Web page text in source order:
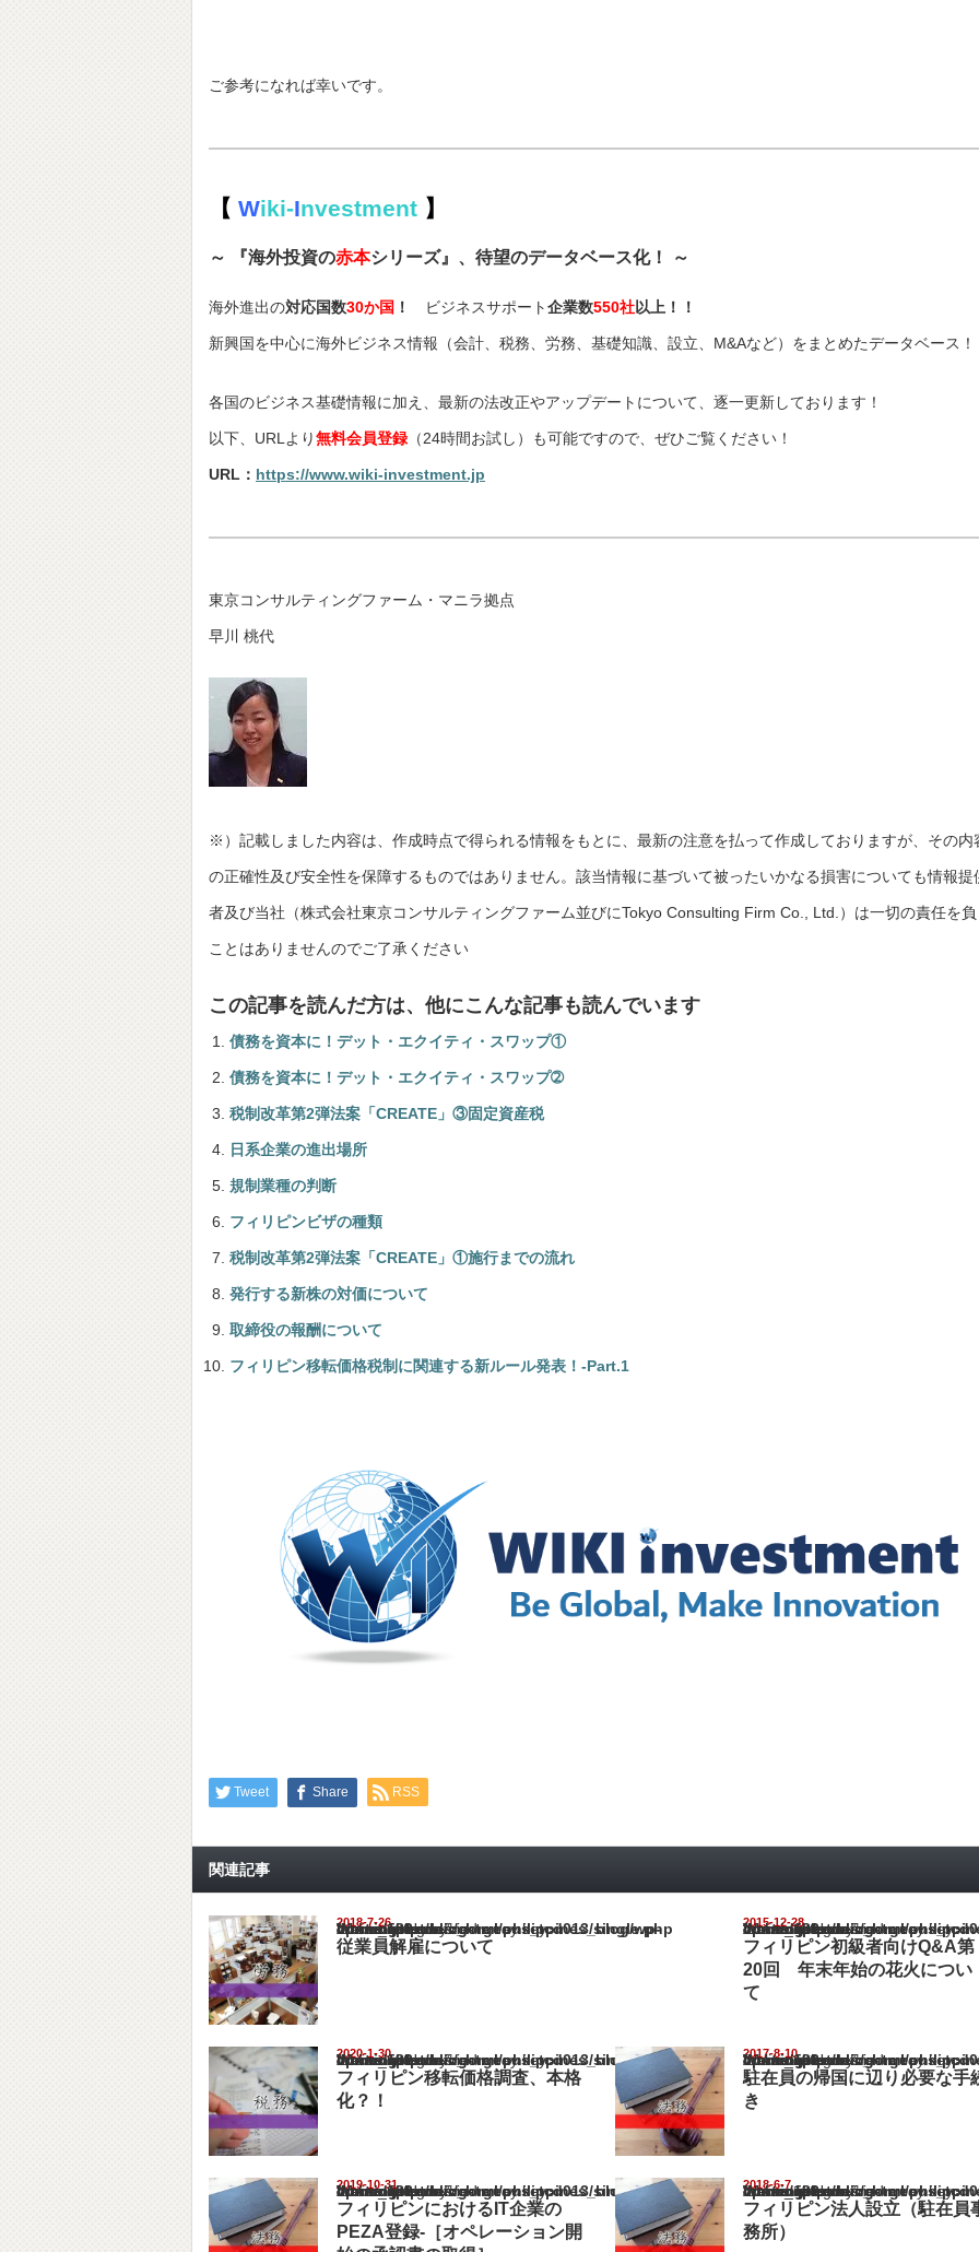
ご参考になれば幸いです。
【 Wiki-Investment 】
～ 『海外投資の赤本シリーズ』、待望のデータベース化！ ～
海外進出の対応国数30か国 ！ ビジネスサポート企業数550社以上！！
新興国を中心に海外ビジネス情報（会計、税務、労務、基礎知識、設立、M&Aなど）をまとめたデータベース！
各国のビジネス基礎情報に加え、最新の法改正やアップデートについて、逐一更新しております！
以下、URLより無料会員登録 （24時間お試し）も可能ですので、ぜひご覧ください！
URL： https://www.wiki-investment.jp
東京コンサルティングファーム・マニラ拠点
早川 桃代
※）記載しました内容は、作成時点で得られる情報をもとに、最新の注意を払って作成しておりますが、その内
の正確性及び安全性を保障するものではありません。該当情報に基づいて被ったいかなる損害についても情報提
者及び当社（株式会社東京コンサルティングファーム並びにTokyo Consulting Firm Co., Ltd.）は一切の責任を負
ことはありませんのでご了承ください
この記事を読んだ方は、他にこんな記事も読んでいます
債務を資本に！デット・エクイティ・スワップ①
債務を資本に！デット・エクイティ・スワップ➁
税制改革第2弾法案「CREATE」③固定資産税
日系企業の進出場所
規制業種の判断
フィリピンビザの種類
税制改革第2弾法案「CREATE」①施行までの流れ
発行する新株の対価について
取締役の報酬について
フィリピン移転価格税制に関連する新ルール発表！-Part.1
Tweet Share RSS
関連記事
2018-7-26
Warning
: Undefined array key "show_category" in
/home/netst/kuno-cpa.co.jp/public_html/philippines_blog/wp-content/themes/gorgeous_tcd013/single.php
on line183
従業員解雇について
2015-12-28
Warning
: Undefined array key "show_category" in
/home/netst/kuno-cpa.co.jp/public_html/philippines_blog/wp-content/
on line183
フィリピン初級者向けQ&A第
20回 年末年始の花火につい
て
2020-1-30
Warning
: Undefined array key "show_category" in
/home/netst/kuno-cpa.co.jp/public_html/philippines_blog/wp-content/themes/gorgeous_tcd013/single.php
on line183
フィリピン移転価格調査、本格
化？！
2017-8-10
Warning
: Undefined array key "show_category" in
/home/netst/kuno-cpa.co.jp/public_html/philippines_blog/wp-content/
on line183
駐在員の帰国に辺り必要な手
き
2019-10-31
Warning
: Undefined array key "show_category" in
/home/netst/kuno-cpa.co.jp/public_html/philippines_blog/wp-content/themes/gorgeous_tcd013/single.php
on line183
フィリピンにおけるIT企業の
PEZA登録-［オペレーション開
2018-6-7
Warning
: Undefined array key "show_category" in
/home/netst/kuno-cpa.co.jp/public_html/philippines_blog/wp-content/
on line183
フィリピン法人設立（駐在員
務所）